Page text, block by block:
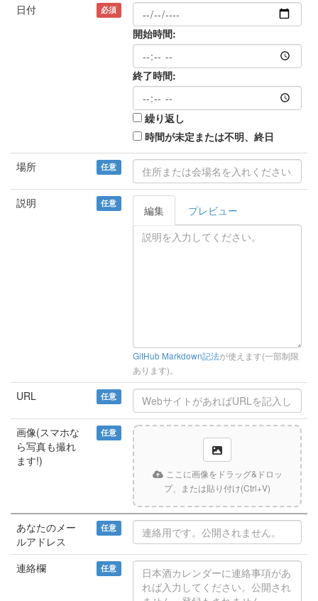
日付 必須
開始時間:
終了時間:
繰り返し
時間が未定または不明、終日
場所 任意
説明 任意 編集 プレビュー
GitHub Markdown記法が使えます(一部制限
あります)。
URL 任意
画像(スマホな
ら写真も撮れ
ます!)
任意
ここに画像をドラッグ&ドロッ
プ、または貼り付け(Ctrl+V)
あなたのメー
ルアドレス
任意
連絡欄 任意